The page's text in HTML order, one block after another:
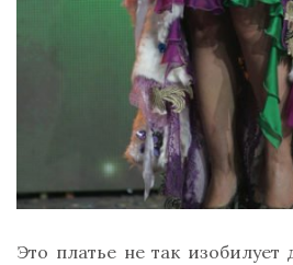
Это платье не так